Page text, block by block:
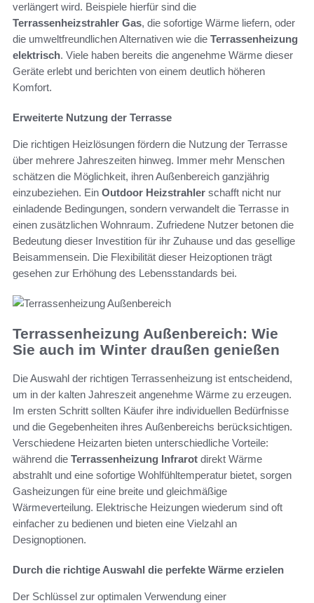
verlängert wird. Beispiele hierfür sind die
Terrassenheizstrahler Gas, die sofortige Wärme liefern, oder
die umweltfreundlichen Alternativen wie die Terrassenheizung
elektrisch. Viele haben bereits die angenehme Wärme dieser
Geräte erlebt und berichten von einem deutlich höheren
Komfort.
Erweiterte Nutzung der Terrasse
Die richtigen Heizlösungen fördern die Nutzung der Terrasse
über mehrere Jahreszeiten hinweg. Immer mehr Menschen
schätzen die Möglichkeit, ihren Außenbereich ganzjährig
einzubeziehen. Ein Outdoor Heizstrahler schafft nicht nur
einladende Bedingungen, sondern verwandelt die Terrasse in
einen zusätzlichen Wohnraum. Zufriedene Nutzer betonen die
Bedeutung dieser Investition für ihr Zuhause und das gesellige
Beisammensein. Die Flexibilität dieser Heizoptionen trägt
gesehen zur Erhöhung des Lebensstandards bei.
Terrassenheizung Außenbereich: Wie
Sie auch im Winter draußen genießen
Die Auswahl der richtigen Terrassenheizung ist entscheidend,
um in der kalten Jahreszeit angenehme Wärme zu erzeugen.
Im ersten Schritt sollten Käufer ihre individuellen Bedürfnisse
und die Gegebenheiten ihres Außenbereichs berücksichtigen.
Verschiedene Heizarten bieten unterschiedliche Vorteile:
während die Terrassenheizung Infrarot direkt Wärme
abstrahlt und eine sofortige Wohlfühltemperatur bietet, sorgen
Gasheizungen für eine breite und gleichmäßige
Wärmeverteilung. Elektrische Heizungen wiederum sind oft
einfacher zu bedienen und bieten eine Vielzahl an
Designoptionen.
Durch die richtige Auswahl die perfekte Wärme erzielen
Der Schlüssel zur optimalen Verwendung einer